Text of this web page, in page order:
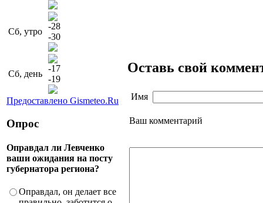
Сб, утро
-28
-30
Сб, день
-17
-19
Предоставлено Gismeteo.Ru
Опрос
Оправдал ли Левченко
ваши ожидания на посту
губернатора региона?
Оправдал, он делает все
Оставь свой
Имя
Ваш комментарий